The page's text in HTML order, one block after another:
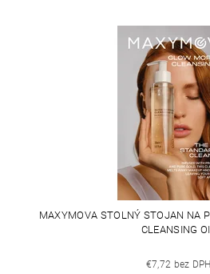
MAXYMOVA STOLNÝ STOJAN NA
CLEANSING
€7,72 bez DPH